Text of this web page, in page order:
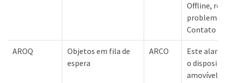
Offline,
problema
Contato
AROQ
Objetos em fila de
espera
ARCO
Este
o
amovível